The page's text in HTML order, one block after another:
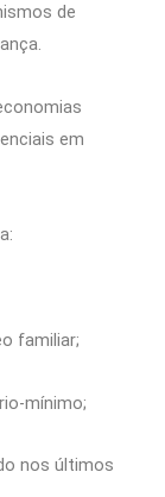
de
em
familiar;
mínimo;
nos últimos